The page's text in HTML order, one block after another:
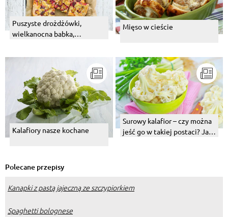
Puszyste drożdżówki,
wielkanocna babka,
makowiec czyli wszystko o
cieście drożdżowym.
Mięso w cieście
Kalafiory nasze kochane
Surowy kalafior – czy można
jeść go w takiej postaci? Jak
Polecane przepisy
Kanapki z pastą jajeczną ze szczypiorkiem
Spaghetti bolognese